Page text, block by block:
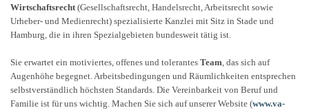
Wirtschaftsrecht(Gesellschaftsrecht, Handelsrecht, Arbeitsrecht sowie
Urheber- und Medienrecht) spezialisierte Kanzlei mit Sitz in Stade und
Hamburg, die in ihren Spezialgebieten bundesweit tätig ist.
Sie erwartet ein motiviertes, offenes und tolerantes Team, das sich auf
Augenhöhe begegnet. Arbeitsbedingungen und Räumlichkeiten entsprechen
selbstverständlich höchsten Standards. Die Vereinbarkeit von Beruf und
Familie ist für uns wichtig. Machen Sie sich auf unserer Website (www.va-